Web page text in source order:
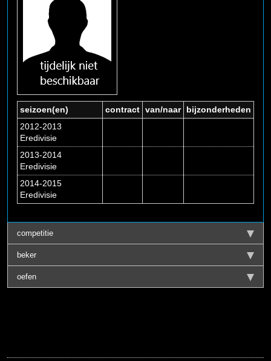
seizoen(en) contract van/naar
bijzonderheden
2012-2013
Eredivisie
2013-2014
Eredivisie
2014-2015
Eredivisie
competitie
beker
oefen